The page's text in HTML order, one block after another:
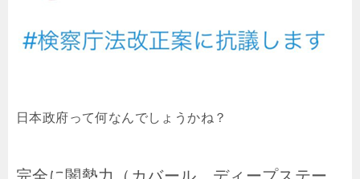
日本政府って何なんでしょうかね？